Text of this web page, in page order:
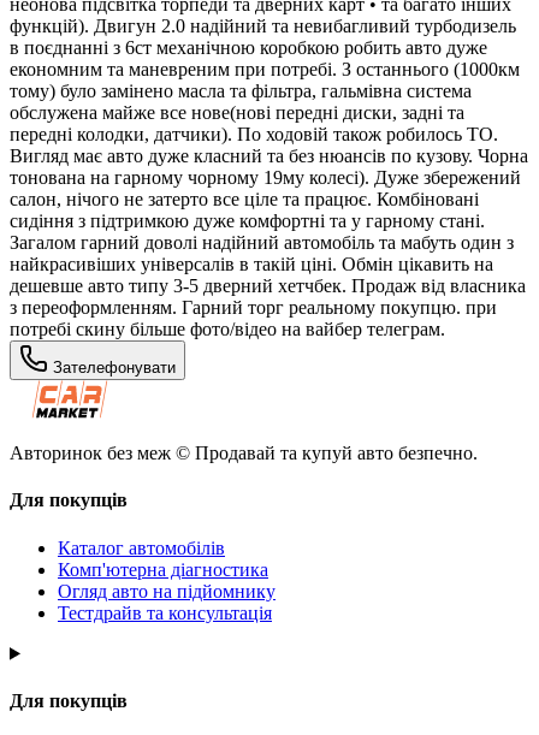
неонова підсвітка торпеди та дверних карт • та багато інших
функцій). Двигун 2.0 надійний та невибагливий турбодизель
в поєднанні з 6ст механічною коробкою робить авто дуже
економним та маневреним при потребі. З останнього (1000км
тому) було замінено масла та фільтра, гальмівна система
обслужена майже все нове(нові передні диски, задні та
передні колодки, датчики). По ходовій також робилось ТО.
Вигляд має авто дуже класний та без нюансів по кузову. Чорна
тонована на гарному чорному 19му колесі). Дуже збережений
салон, нічого не затерто все ціле та працює. Комбіновані
сидіння з підтримкою дуже комфортні та у гарному стані.
Загалом гарний доволі надійний автомобіль та мабуть один з
найкрасивіших універсалів в такій ціні. Обмін цікавить на
дешевше авто типу 3-5 дверний хетчбек. Продаж від власника
з переоформленням. Гарний торг реальному покупцю. при
потребі скину більше фото/відео на вайбер телеграм.
Зателефонувати
Авторинок без меж © Продавай та купуй авто безпечно.
Для покупців
Каталог автомобілів
Комп'ютерна діагностика
Огляд авто на підйомнику
Тестдрайв та консультація
Для покупців